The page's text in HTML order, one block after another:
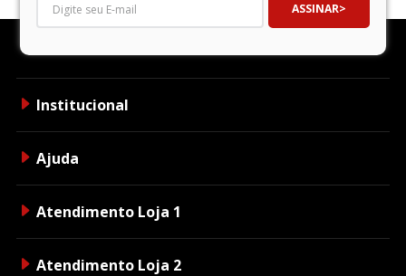
ASSINAR
Institucional
Ajuda
Atendimento Loja 1
Atendimento Loja 2